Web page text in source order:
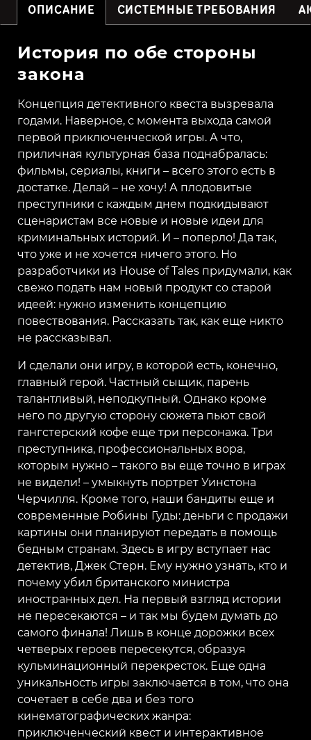
ОПИСАНИЕ СИСТЕМНЫЕ ТРЕБОВАНИЯ
История по обе стороны
закона
Концепция детективного квеста вызревала
годами. Наверное, с момента выхода самой
первой приключенческой игры. А что,
приличная культурная база поднабралась:
фильмы, сериалы, книги – всего этого есть в
достатке. Делай – не хочу! А плодовитые
преступники с каждым днем подкидывают
сценаристам все новые и новые идеи для
криминальных историй. И – поперло! Да так,
что уже и не хочется ничего этого. Но
разработчики из House of Tales придумали, как
свежо подать нам новый продукт со старой
идеей: нужно изменить концепцию
повествования. Рассказать так, как еще никто
не рассказывал.
И сделали они игру, в которой есть, конечно,
главный герой. Частный сыщик, парень
талантливый, неподкупный. Однако кроме
него по другую сторону сюжета пьют свой
гангстерский кофе еще три персонажа. Три
преступника, профессиональных вора,
которым нужно – такого вы еще точно в играх
не видели! – умыкнуть портрет Уинстона
Черчилля. Кроме того, наши бандиты еще и
современные Робины Гуды: деньги с продажи
картины они планируют передать в помощь
бедным странам. Здесь в игру вступает нас
детектив, Джек Стерн. Ему нужно узнать, кто и
почему убил британского министра
иностранных дел. На первый взгляд истории
не пересекаются – и так мы будем думать до
самого финала! Лишь в конце дорожки всех
четверых героев пересекутся, образуя
кульминационный перекресток. Еще одна
уникальность игры заключается в том, что она
сочетает в себе два и без того
кинематографических жанра:
приключенческий квест и интерактивное